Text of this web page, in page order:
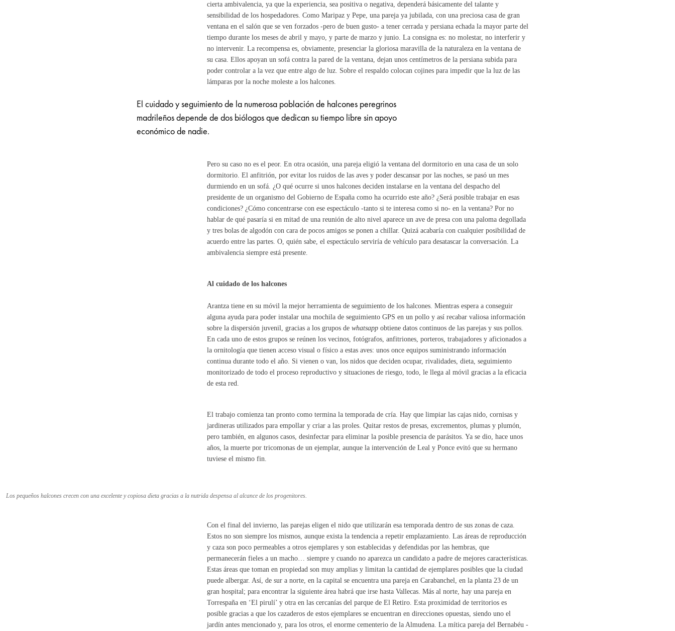
cierta ambivalencia, ya que la experiencia, sea positiva o negativa, dependerá básicamente del talante y
sensibilidad de los hospedadores. Como Maripaz y Pepe, una pareja ya jubilada, con una preciosa casa de gran
ventana en el salón que se ven forzados -pero de buen gusto- a tener cerrada y persiana echada la mayor parte del
tiempo durante los meses de abril y mayo, y parte de marzo y junio. La consigna es: no molestar, no interferir y
no intervenir. La recompensa es, obviamente, presenciar la gloriosa maravilla de la naturaleza en la ventana de
su casa. Ellos apoyan un sofá contra la pared de la ventana, dejan unos centímetros de la persiana subida para
poder controlar a la vez que entre algo de luz. Sobre el respaldo colocan cojines para impedir que la luz de las
lámparas por la noche moleste a los halcones.
El cuidado y seguimiento de la numerosa población de halcones peregrinos
madrileños depende de dos biólogos que dedican su tiempo libre sin apoyo
económico de nadie.
Pero su caso no es el peor. En otra ocasión, una pareja eligió la ventana del dormitorio en una casa de un solo
dormitorio. El anfitrión, por evitar los ruidos de las aves y poder descansar por las noches, se pasó un mes
durmiendo en un sofá. ¿O qué ocurre si unos halcones deciden instalarse en la ventana del despacho del
presidente de un organismo del Gobierno de España como ha ocurrido este año? ¿Será posible trabajar en esas
condiciones? ¿Cómo concentrarse con ese espectáculo -tanto si te interesa como si no- en la ventana? Por no
hablar de qué pasaría si en mitad de una reunión de alto nivel aparece un ave de presa con una paloma degollada
y tres bolas de algodón con cara de pocos amigos se ponen a chillar. Quizá acabaría con cualquier posibilidad de
acuerdo entre las partes. O, quién sabe, el espectáculo serviría de vehículo para desatascar la conversación. La
ambivalencia siempre está presente.
Al cuidado de los halcones
Arantza tiene en su móvil la mejor herramienta de seguimiento de los halcones. Mientras espera a conseguir
alguna ayuda para poder instalar una mochila de seguimiento GPS en un pollo y así recabar valiosa información
sobre la dispersión juvenil, gracias a los grupos de whatsapp obtiene datos continuos de las parejas y sus pollos.
En cada uno de estos grupos se reúnen los vecinos, fotógrafos, anfitriones, porteros, trabajadores y aficionados a
la ornitología que tienen acceso visual o físico a estas aves: unos once equipos suministrando información
continua durante todo el año. Si vienen o van, los nidos que deciden ocupar, rivalidades, dieta, seguimiento
monitorizado de todo el proceso reproductivo y situaciones de riesgo, todo, le llega al móvil gracias a la eficacia
de esta red.
El trabajo comienza tan pronto como termina la temporada de cría. Hay que limpiar las cajas nido, cornisas y
jardineras utilizados para empollar y criar a las proles. Quitar restos de presas, excrementos, plumas y plumón,
pero también, en algunos casos, desinfectar para eliminar la posible presencia de parásitos. Ya se dio, hace unos
años, la muerte por tricomonas de un ejemplar, aunque la intervención de Leal y Ponce evitó que su hermano
tuviese el mismo fin.
Los pequeños halcones crecen con una excelente y copiosa dieta gracias a la nutrida despensa al alcance de los progenitores.
Con el final del invierno, las parejas eligen el nido que utilizarán esa temporada dentro de sus zonas de caza.
Estos no son siempre los mismos, aunque exista la tendencia a repetir emplazamiento. Las áreas de reproducción
y caza son poco permeables a otros ejemplares y son establecidas y defendidas por las hembras, que
permanecerán fieles a un macho… siempre y cuando no aparezca un candidato a padre de mejores características.
Estas áreas que toman en propiedad son muy amplias y limitan la cantidad de ejemplares posibles que la ciudad
puede albergar. Así, de sur a norte, en la capital se encuentra una pareja en Carabanchel, en la planta 23 de un
gran hospital; para encontrar la siguiente área habrá que irse hasta Vallecas. Más al norte, hay una pareja en
Torrespaña en ‘El pirulí’ y otra en las cercanías del parque de El Retiro. Esta proximidad de territorios es
posible gracias a que los cazaderos de estos ejemplares se encuentran en direcciones opuestas, siendo uno el
jardín antes mencionado y, para los otros, el enorme cementerio de la Almudena. La mítica pareja del Bernabéu -